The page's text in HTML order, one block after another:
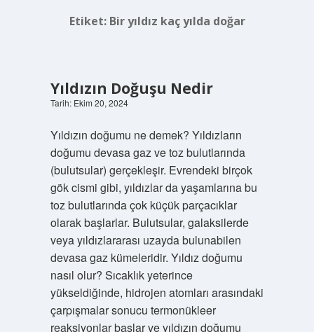
Etiket: Bir yıldız kaç yılda doğar
Yıldızın Doğuşu Nedir
Tarih: Ekim 20, 2024
Yıldızın doğumu ne demek? Yıldızların
doğumu devasa gaz ve toz bulutlarında
(bulutsular) gerçekleşir. Evrendeki birçok
gök cismi gibi, yıldızlar da yaşamlarına bu
toz bulutlarında çok küçük parçacıklar
olarak başlarlar. Bulutsular, galaksilerde
veya yıldızlararası uzayda bulunabilen
devasa gaz kümeleridir. Yıldız doğumu
nasıl olur? Sıcaklık yeterince
yükseldiğinde, hidrojen atomları arasındaki
çarpışmalar sonucu termonükleer
reaksiyonlar başlar ve yıldızın doğumu